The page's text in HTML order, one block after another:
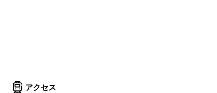
アクセス